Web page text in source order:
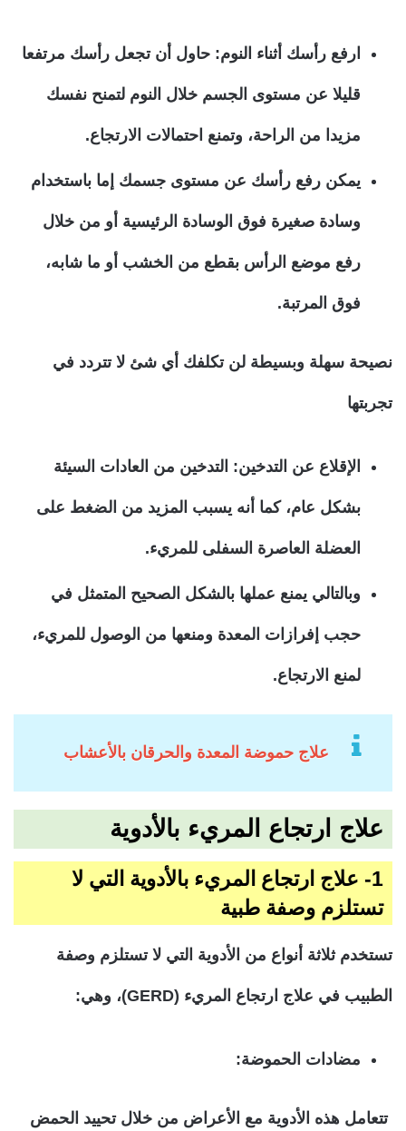
ارفع رأسك أثناء النوم: حاول أن تجعل رأسك مرتفعا
قليلا عن مستوى الجسم خلال النوم لتمنح نفسك
مزيدا من الراحة، وتمنع احتمالات الارتجاع.
يمكن رفع رأسك عن مستوى جسمك إما باستخدام
وسادة صغيرة فوق الوسادة الرئيسية أو من خلال
رفع موضع الرأس بقطع من الخشب أو ما شابه،
فوق المرتبة.
نصيحة سهلة وبسيطة لن تكلفك أي شئ لا تتردد في
تجربتها
الإقلاع عن التدخين: التدخين من العادات السيئة
بشكل عام، كما أنه يسبب المزيد من الضغط على
العضلة العاصرة السفلى للمريء.
وبالتالي يمنع عملها بالشكل الصحيح المتمثل في
حجب إفرازات المعدة ومنعها من الوصول للمريء،
لمنع الارتجاع.
علاج حموضة المعدة والحرقان بالأعشاب
علاج ارتجاع المريء بالأدوية
1- علاج ارتجاع المريء بالأدوية التي لا
تستلزم وصفة طبية
تستخدم ثلاثة أنواع من الأدوية التي لا تستلزم وصفة
الطبيب في علاج ارتجاع المريء (GERD)، وهي:
مضادات الحموضة:
تتعامل هذه الأدوية مع الأعراض من خلال تحييد الحمض